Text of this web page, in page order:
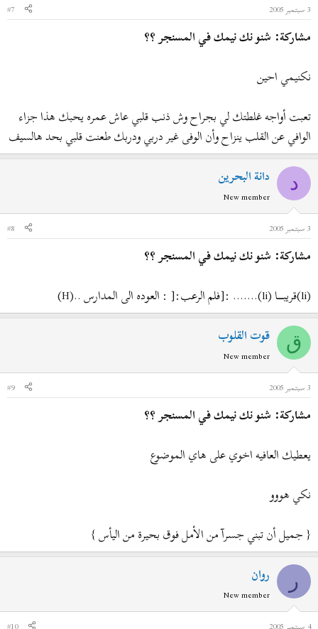
3 سبتمبر 2005
#7
مشاركة: شنو نك نيمك في المسنجر ؟؟
نكنيمي احين
تعبت أواجه غلطتك لي بجراح وش ذنب قلبي عاش عمره يحبك هذا جزاء
الوافي عن القلب ينزاح وأن الوفى غير دربي ودربك طعنت قلبي بحد هالسيف
د دانة البحرين
New member
3 سبتمبر 2005
#8
مشاركة: شنو نك نيمك في المسنجر ؟؟
(li)قريبــــــــا (li)....... :[فلم الرعب:[ : العوده الى المدارس ..(H)
ق قوت القلوب
New member
3 سبتمبر 2005
#9
مشاركة: شنو نك نيمك في المسنجر ؟؟
يعطيك العافيه اخوي على هاي الموضوع
نكي هووو
{ جميل أن تبني جسرآ من الأمل فوق بحيرة من اليأس }
ر روان
New member